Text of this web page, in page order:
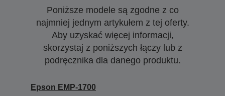
Poniższe modele są zgodne z co
najmniej jednym artykułem z tej oferty.
Aby uzyskać więcej informacji,
skorzystaj z poniższych łączy lub z
podręcznika dla danego produktu.
Epson EMP-1700